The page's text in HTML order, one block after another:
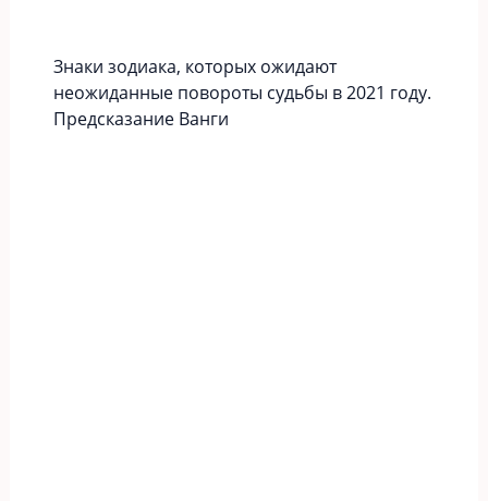
Знаки зодиака, которых ожидают
неожиданные повороты судьбы в 2021 году.
Предсказание Ванги